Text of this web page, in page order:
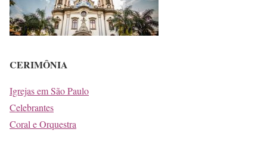
CERIMÔNIA
Igrejas em São Paulo
Celebrantes
Coral e Orquestra